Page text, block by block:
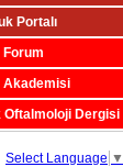
Portalı
Forum
Akademisi
Oftalmoloji Dergisi
Select Language ▼